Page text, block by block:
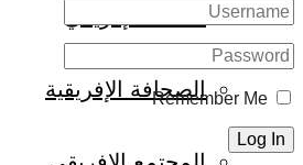
الصحافة الإفريقيةRemember Me